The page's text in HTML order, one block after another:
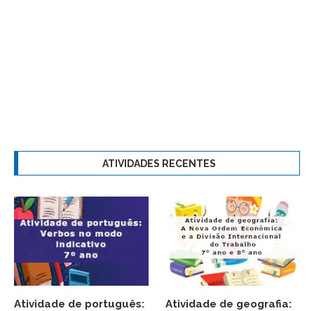
ATIVIDADES RECENTES
Atividade de português:
Atividade de geografia: